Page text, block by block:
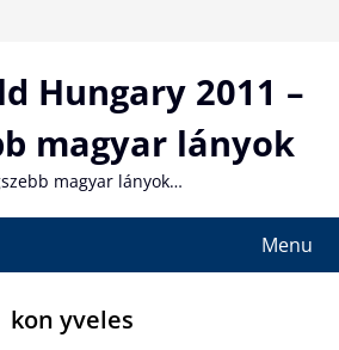
Hungary 2011 –
magyar lányok
magyar lányok…
Menu
kon yveles